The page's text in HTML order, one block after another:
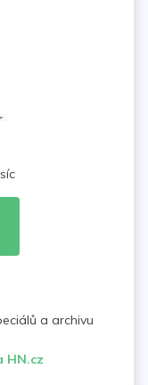
a archivu
HN.cz